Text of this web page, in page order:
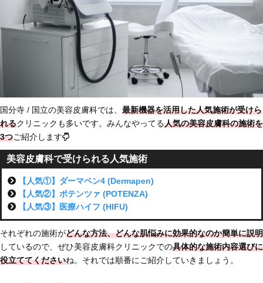
国分寺 / 国立の美容皮膚科では、 最新機器を活用した人気施術が受けら
れるクリニックも多いです。みんなやってる人気の美容皮膚科の施術を
3つご紹介します
美容皮膚科で受けられる人気施術
【人気①】ダーマペン4 (Dermapen)
【人気②】ポテンツァ (POTENZA)
【人気③】医療ハイフ (HIFU)
それぞれの施術がどんな方法、どんな肌悩みに効果的なのか簡単に説明
しているので、ぜひ美容皮膚科クリニックでの具体的な施術内容選びに
役立ててくださいね。それでは順番にご紹介していきましょう。